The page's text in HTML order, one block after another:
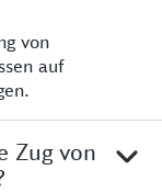
von
auf
Zug von